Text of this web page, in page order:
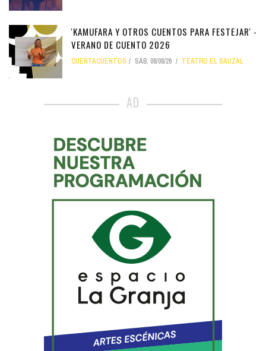
'KAMUFARA Y OTROS CUENTOS PARA FESTEJAR' -
VERANO DE CUENTO 2026
CUENTACUENTOS SÁB, 08/08/26 TEATRO EL SAUZAL
AD